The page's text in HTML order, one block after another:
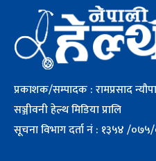
प्रकाशक/सम्पादक : रामप्रसाद
सञ्जीवनी हेल्थ मिडिया प्रालि
सूचना विभाग दर्ता नं : १३५४ /